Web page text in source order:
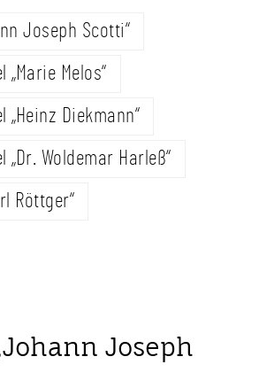
Joseph Scotti“
Melos“
„Heinz Diekmann“
„Dr. Woldemar Harleß“
Röttger“
Joseph